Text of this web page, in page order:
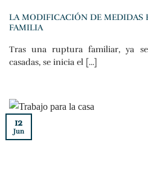
LA MODIFICACIÓN DE MEDIDAS
FAMILIA
Tras una ruptura familiar, ya
casadas, se inicia el [...]
12
Jun